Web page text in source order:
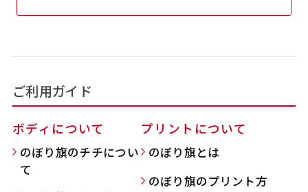
ご利用ガイド
ボディについて
のぼり旗のチチについ
て
プリントについて
のぼり旗とは
のぼり旗のプリント方
作成しパイプを入れてその間に紐を通します。壁
際の装飾などにとてもお役立ち！
作成しパイプを入れてその間に紐を通します。壁
際の装飾などにとてもお役立ち！